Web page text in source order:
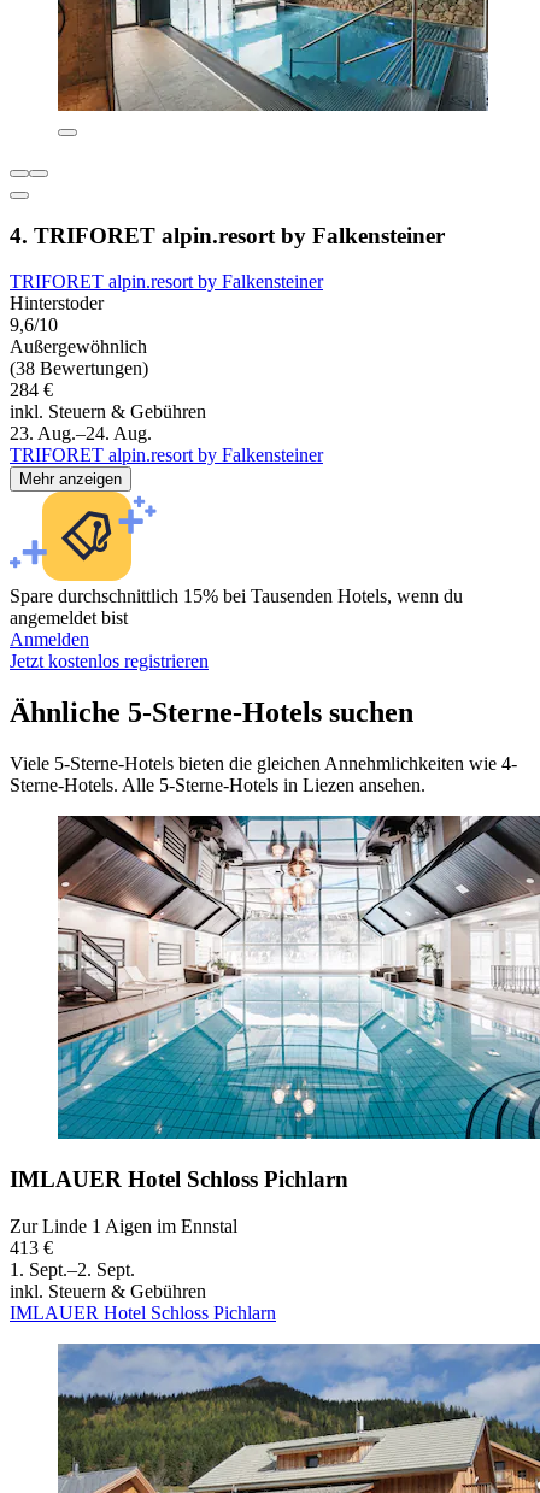
4. TRIFORET alpin.resort by Falkensteiner
TRIFORET alpin.resort by Falkensteiner
Hinterstoder
9,6/10
Außergewöhnlich
(38 Bewertungen)
284 €
inkl. Steuern & Gebühren
23. Aug.–24. Aug.
TRIFORET alpin.resort by Falkensteiner
Mehr anzeigen
Spare durchschnittlich 15% bei Tausenden Hotels, wenn du
angemeldet bist
Anmelden
Jetzt kostenlos registrieren
Ähnliche 5-Sterne-Hotels suchen
Viele 5-Sterne-Hotels bieten die gleichen Annehmlichkeiten wie 4-
Sterne-Hotels. Alle 5-Sterne-Hotels in Liezen ansehen.
IMLAUER Hotel Schloss Pichlarn
Zur Linde 1 Aigen im Ennstal
413 €
1. Sept.–2. Sept.
inkl. Steuern & Gebühren
IMLAUER Hotel Schloss Pichlarn